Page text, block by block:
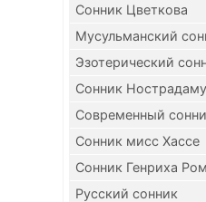
Сонник Цветкова
Мусульманский
Эзотерический
Сонник
Современный
Сонник мисс Хассе
Сонник Генриха
Русский сонник